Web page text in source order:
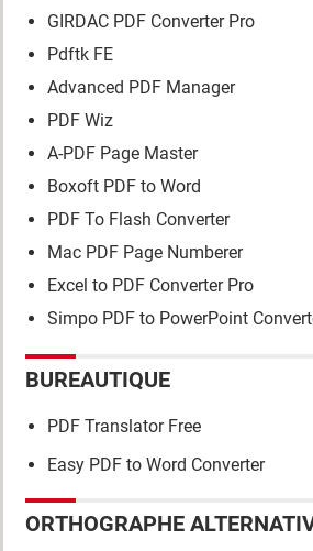
GIRDAC PDF Converter Pro
Pdftk FE
Advanced PDF Manager
PDF Wiz
A-PDF Page Master
Boxoft PDF to Word
PDF To Flash Converter
Mac PDF Page Numberer
Excel to PDF Converter Pro
Simpo PDF to PowerPoint
BUREAUTIQUE
PDF Translator Free
Easy PDF to Word Converter
ORTHOGRAPHE